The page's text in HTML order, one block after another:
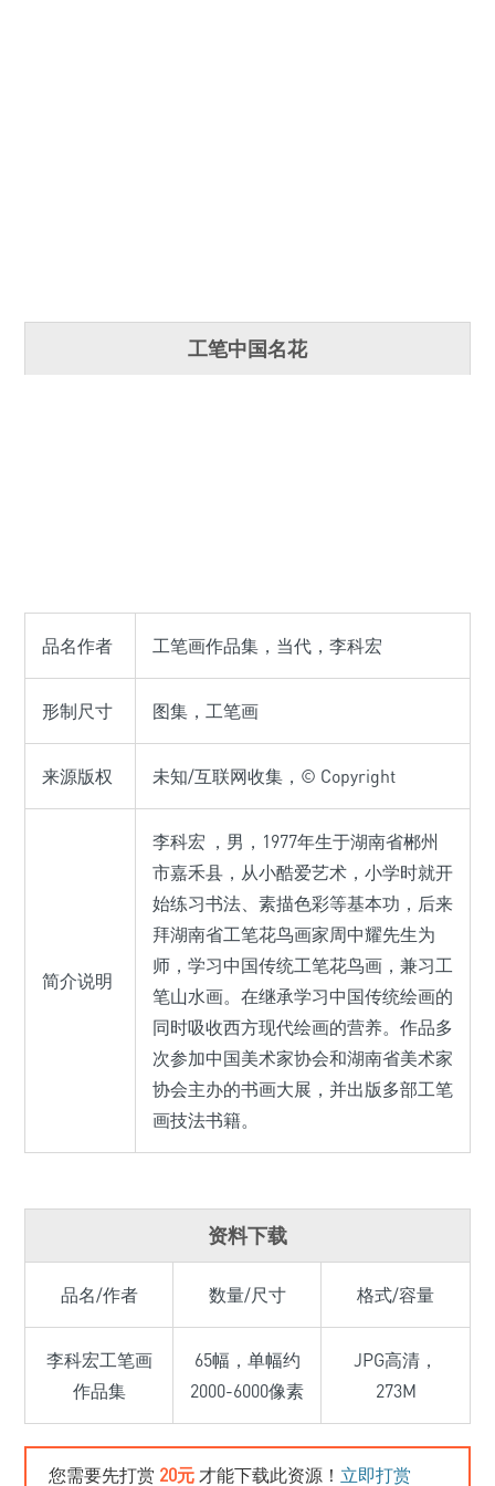
工笔中国名花
品名作者 工笔画作品集，当代，李科宏
形制尺寸 图集，工笔画
来源版权 未知/互联网收集，© Copyright
简介说明
李科宏 ，男，1977年生于湖南省郴州
市嘉禾县，从小酷爱艺术，小学时就开
始练习书法、素描色彩等基本功，后来
拜湖南省工笔花鸟画家周中耀先生为
师，学习中国传统工笔花鸟画，兼习工
笔山水画。在继承学习中国传统绘画的
同时吸收西方现代绘画的营养。作品多
次参加中国美术家协会和湖南省美术家
协会主办的书画大展，并出版多部工笔
画技法书籍。
资料下载
品名/作者 数量/尺寸 格式/容量
李科宏工笔画
作品集
65幅，单幅约
2000-6000像素
JPG高清，
273M
您需要先打赏 20元 才能下载此资源！ 立即打赏